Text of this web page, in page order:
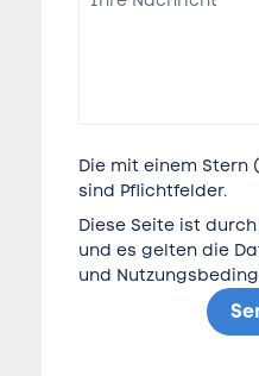
Die mit einem Stern
sind Pflichtfelder.
Diese Seite ist durch
und es gelten die
und